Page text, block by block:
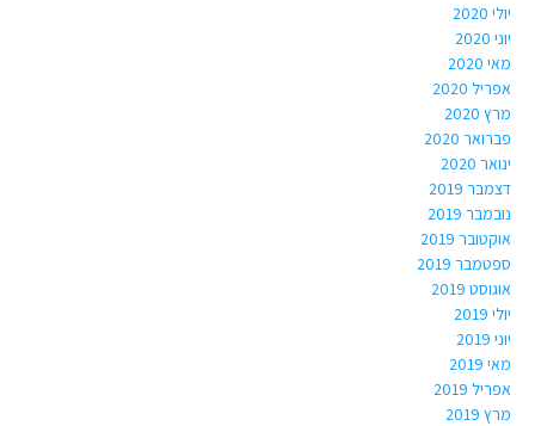
יולי 2020
יוני 2020
מאי 2020
אפריל 2020
מרץ 2020
פברואר 2020
ינואר 2020
דצמבר 2019
נובמבר 2019
אוקטובר 2019
ספטמבר 2019
אוגוסט 2019
יולי 2019
יוני 2019
מאי 2019
אפריל 2019
מרץ 2019